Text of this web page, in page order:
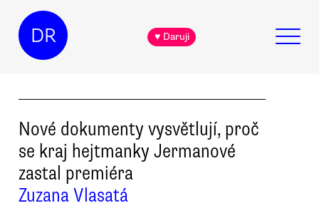
DR ♥ Daruji
Nové dokumenty vysvětlují, proč
se kraj hejtmanky Jermanové
zastal premiéra
Zuzana Vlasatá